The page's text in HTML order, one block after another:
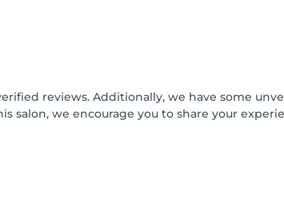
reviews. Additionally, we have some
salon, we encourage you to share your